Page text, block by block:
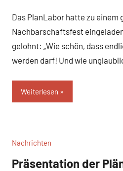
Das PlanLabor hatte zu einem
Nachbarschaftsfest
gelohnt: „Wie schön, dass
werden darf! Und wie
Weiterlesen
Nachrichten
Präsentation der